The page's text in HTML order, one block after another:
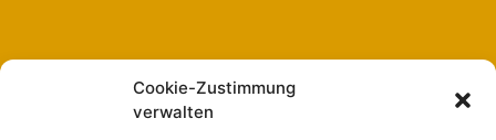
Cookie-Zustimmung
verwalten
Folge uns auf: